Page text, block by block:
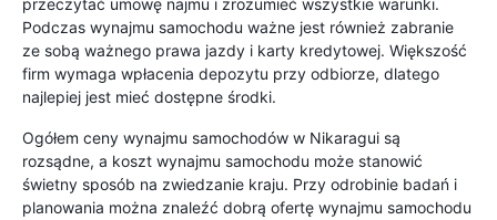
przeczytać umowę najmu i zrozumieć wszystkie warunki.
Podczas wynajmu samochodu ważne jest również zabranie
ze sobą ważnego prawa jazdy i karty kredytowej. Większość
firm wymaga wpłacenia depozytu przy odbiorze, dlatego
najlepiej jest mieć dostępne środki.
Ogółem ceny wynajmu samochodów w Nikaragui są
rozsądne, a koszt wynajmu samochodu może stanowić
świetny sposób na zwiedzanie kraju. Przy odrobinie badań i
planowania można znaleźć dobrą ofertę wynajmu samochodu